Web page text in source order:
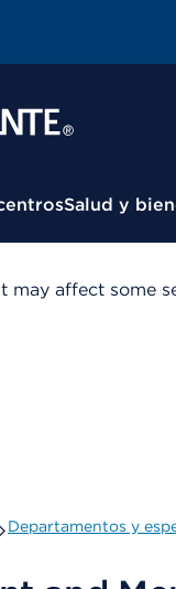
Salud y
may affect some
Departamentos y